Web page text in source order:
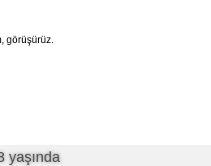
görüşürüz.
yaşında